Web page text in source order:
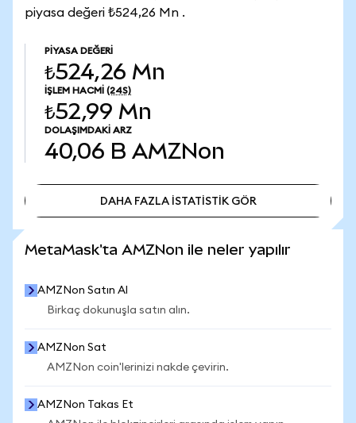
piyasa değeri ₺524,26 Mn .
PIYASA DEĞERI
₺524,26 Mn
İŞLEM HACMI (24S)
₺52,99 Mn
DOLAŞIMDAKI ARZ
40,06 B AMZNon
DAHA FAZLA İSTATİSTİK GÖR
MetaMask'ta AMZNon ile neler yapılır
AMZNon Satın Al
Birkaç dokunuşla satın alın.
AMZNon Sat
AMZNon coin'lerinizi nakde çevirin.
AMZNon Takas Et